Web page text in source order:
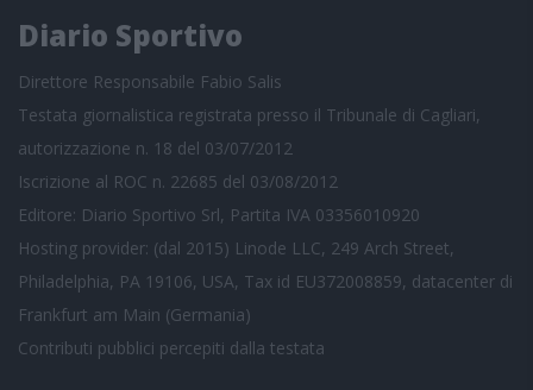
Diario Sportivo
Direttore Responsabile Fabio Salis
Testata giornalistica registrata presso il Tribunale di Cagliari,
autorizzazione n. 18 del 03/07/2012
Iscrizione al ROC n. 22685 del 03/08/2012
Editore: Diario Sportivo Srl, Partita IVA 03356010920
Hosting provider: (dal 2015) Linode LLC, 249 Arch Street,
Philadelphia, PA 19106, USA, Tax id EU372008859, datacenter di
Frankfurt am Main (Germania)
Contributi pubblici percepiti dalla testata